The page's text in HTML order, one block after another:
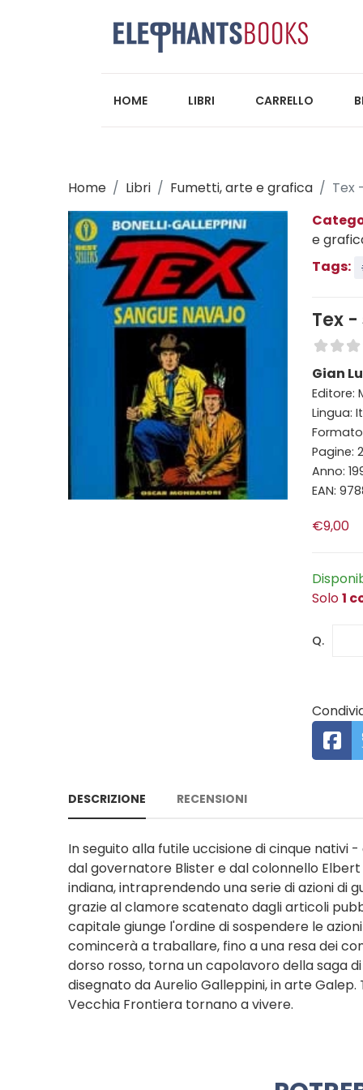
HOME LIBRI CARRELLO
Home Libri Fumetti, arte e grafica
Tex
e
Tags:
Tex
Gian
Editore:
Lingua:
Formato:
Pagine:
Anno:
EAN:
€9,00
Solo1
Q.
DESCRIZIONE RECENSIONI
In seguito alla futile uccisione di cinque nativi
dal governatore Blister e dal colonnello
indiana, intraprendendo una serie di azioni di
grazie al clamore scatenato dagli articoli
capitale giunge l'ordine di sospendere le
comincerà a traballare, fino a una resa dei
dorso rosso, torna un capolavoro della saga
disegnato da Aurelio Galleppini, in arte
Vecchia Frontiera tornano a vivere.